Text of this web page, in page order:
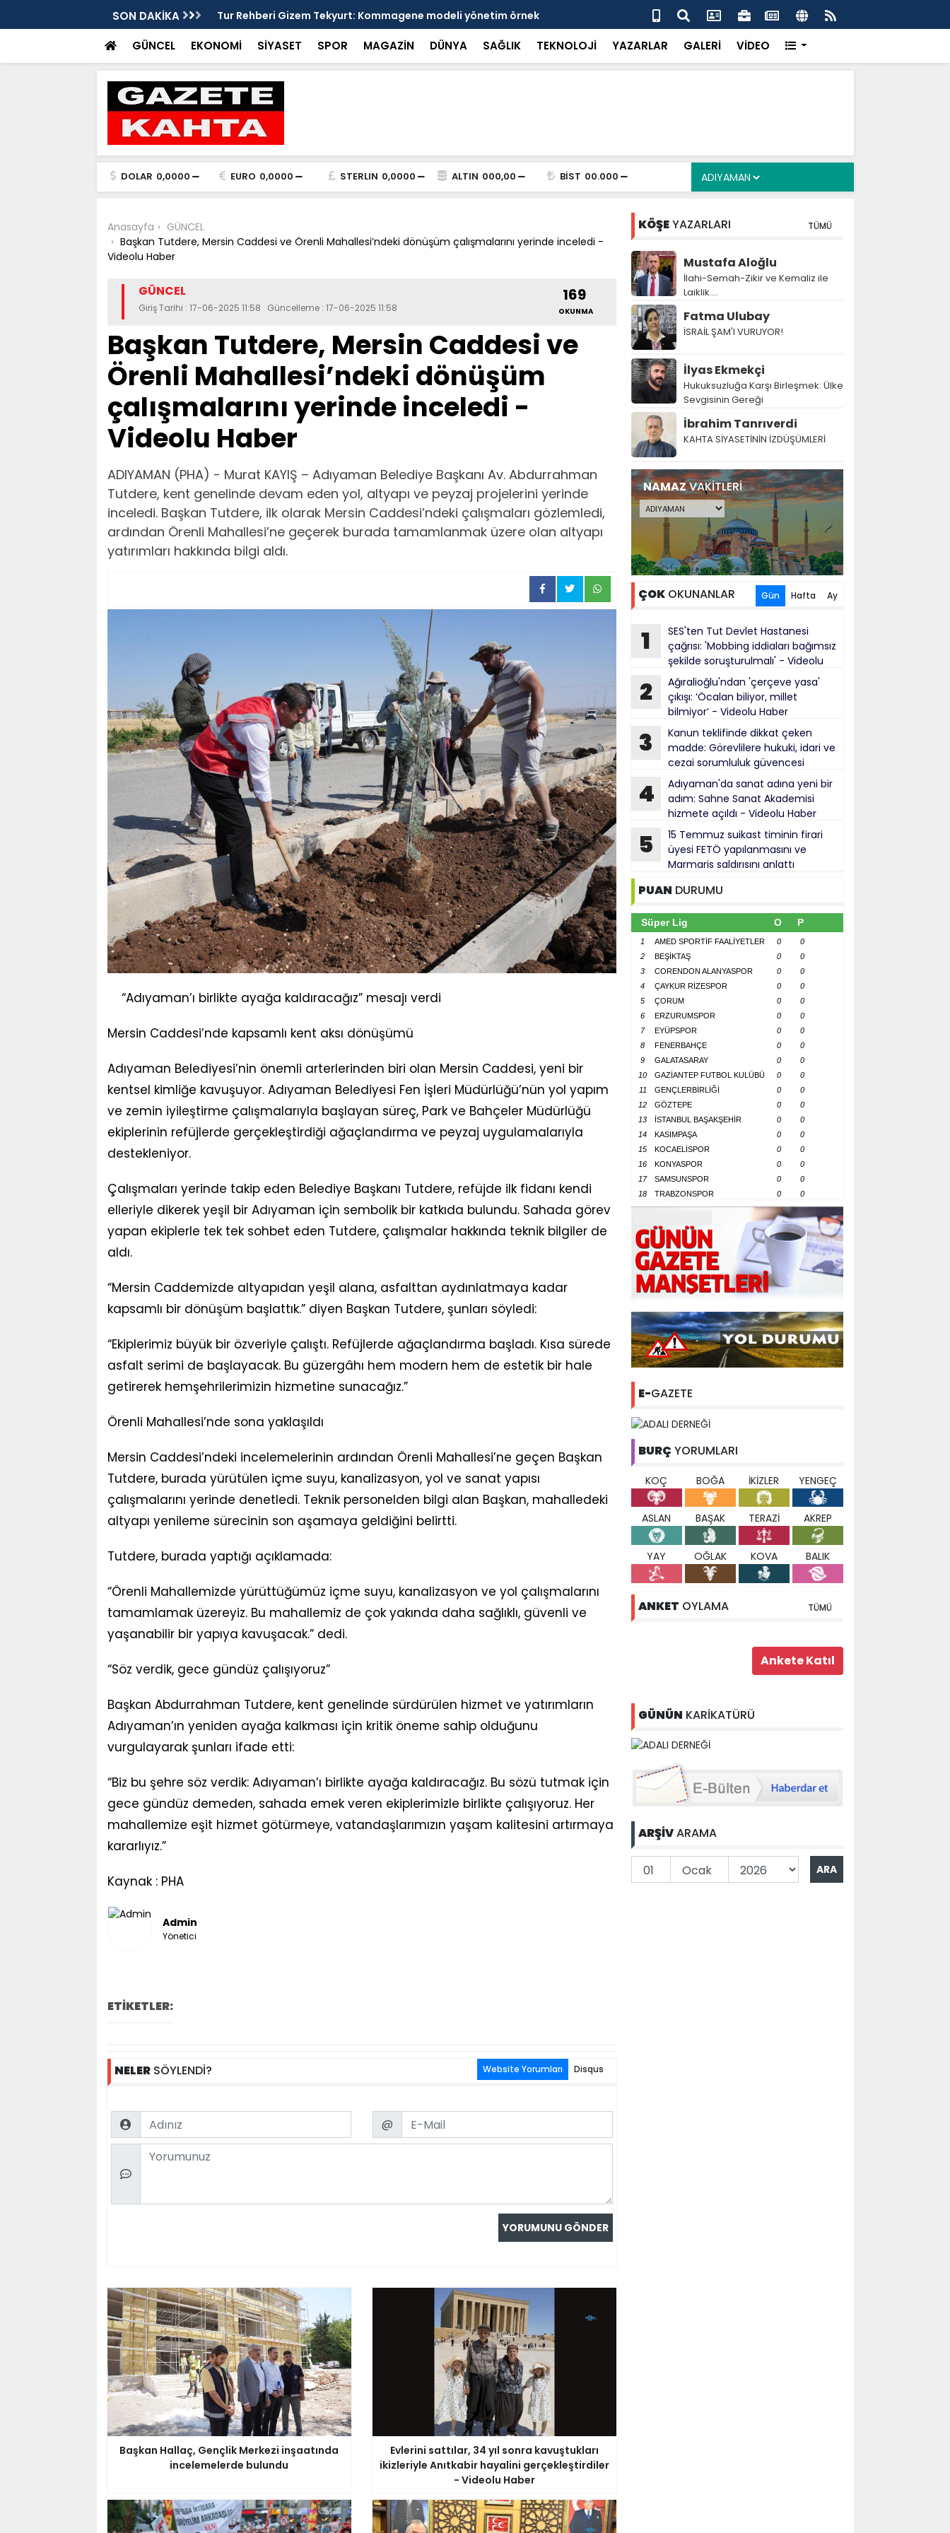
SON DAKİKA
inşaatında incelemelerde bulundu
Tur Rehberi Gizem Tekyurt: Kommagene modeli yönetim örnek
alınmalı
YENİ Parti'ye 6 günde 266,9 milyon TL bağış
GÜNCEL EKONOMİ SİYASET SPOR MAGAZİN DÜNYA SAĞLIK TEKNOLOJİ YAZARLAR GALERİ VİDEO
DOLAR 0,0000 EURO 0,0000 STERLIN 0,0000 ALTIN 000,00 BİST 00.000
Anasayfa
GÜNCEL
Başkan Tutdere, Mersin Caddesi ve Örenli Mahallesi’ndeki dönüşüm çalışmalarını yerinde inceledi -
Videolu Haber
GÜNCEL
Giriş Tarihi : 17-06-2025 11:58 Güncelleme : 17-06-2025 11:58
169
OKUNMA
Başkan Tutdere, Mersin Caddesi ve
Örenli Mahallesi’ndeki dönüşüm
çalışmalarını yerinde inceledi -
Videolu Haber
ADIYAMAN (PHA) - Murat KAYIŞ – Adıyaman Belediye Başkanı Av. Abdurrahman
Tutdere, kent genelinde devam eden yol, altyapı ve peyzaj projelerini yerinde
inceledi. Başkan Tutdere, ilk olarak Mersin Caddesi’ndeki çalışmaları gözlemledi,
ardından Örenli Mahallesi’ne geçerek burada tamamlanmak üzere olan altyapı
yatırımları hakkında bilgi aldı.
“Adıyaman’ı birlikte ayağa kaldıracağız” mesajı verdi
Mersin Caddesi’nde kapsamlı kent aksı dönüşümü
Adıyaman Belediyesi’nin önemli arterlerinden biri olan Mersin Caddesi, yeni bir
kentsel kimliğe kavuşuyor. Adıyaman Belediyesi Fen İşleri Müdürlüğü’nün yol yapım
ve zemin iyileştirme çalışmalarıyla başlayan süreç, Park ve Bahçeler Müdürlüğü
ekiplerinin refüjlerde gerçekleştirdiği ağaçlandırma ve peyzaj uygulamalarıyla
destekleniyor.
Çalışmaları yerinde takip eden Belediye Başkanı Tutdere, refüjde ilk fidanı kendi
elleriyle dikerek yeşil bir Adıyaman için sembolik bir katkıda bulundu. Sahada görev
yapan ekiplerle tek tek sohbet eden Tutdere, çalışmalar hakkında teknik bilgiler de
aldı.
“Mersin Caddemizde altyapıdan yeşil alana, asfalttan aydınlatmaya kadar
kapsamlı bir dönüşüm başlattık.” diyen Başkan Tutdere, şunları söyledi:
“Ekiplerimiz büyük bir özveriyle çalıştı. Refüjlerde ağaçlandırma başladı. Kısa sürede
asfalt serimi de başlayacak. Bu güzergâhı hem modern hem de estetik bir hale
getirerek hemşehrilerimizin hizmetine sunacağız.”
Örenli Mahallesi’nde sona yaklaşıldı
Mersin Caddesi’ndeki incelemelerinin ardından Örenli Mahallesi’ne geçen Başkan
Tutdere, burada yürütülen içme suyu, kanalizasyon, yol ve sanat yapısı
çalışmalarını yerinde denetledi. Teknik personelden bilgi alan Başkan, mahalledeki
altyapı yenileme sürecinin son aşamaya geldiğini belirtti.
Tutdere, burada yaptığı açıklamada:
“Örenli Mahallemizde yürüttüğümüz içme suyu, kanalizasyon ve yol çalışmalarını
tamamlamak üzereyiz. Bu mahallemiz de çok yakında daha sağlıklı, güvenli ve
yaşanabilir bir yapıya kavuşacak.” dedi.
“Söz verdik, gece gündüz çalışıyoruz”
Başkan Abdurrahman Tutdere, kent genelinde sürdürülen hizmet ve yatırımların
Adıyaman’ın yeniden ayağa kalkması için kritik öneme sahip olduğunu
vurgulayarak şunları ifade etti:
“Biz bu şehre söz verdik: Adıyaman’ı birlikte ayağa kaldıracağız. Bu sözü tutmak için
gece gündüz demeden, sahada emek veren ekiplerimizle birlikte çalışıyoruz. Her
mahallemize eşit hizmet götürmeye, vatandaşlarımızın yaşam kalitesini artırmaya
kararlıyız.”
Kaynak : PHA
Admin
Yönetici
ETİKETLER:
NELERSÖYLENDİ? Website Yorumları Disqus
Name Email
@
Comment
Başkan Hallaç, Gençlik Merkezi inşaatında
incelemelerde bulundu
Evlerini sattılar, 34 yıl sonra kavuştukları
ikizleriyle Anıtkabir hayalini gerçekleştirdiler
- Videolu Haber
KÖŞEYAZARLARI TÜMÜ
Mustafa Aloğlu
İlahi-Semah-Zikir ve Kemaliz ile
Laiklik….
Fatma Ulubay
İSRAİL ŞAM'I VURUYOR!
İlyas Ekmekçi
Hukuksuzluğa Karşı Birleşmek: Ülke
Sevgisinin Gereği
İbrahim Tanrıverdi
KAHTA SİYASETİNİN İZDÜŞÜMLERİ
NAMAZVAKİTLERİ
ÇOKOKUNANLAR Gün Hafta Ay
1
SES'ten Tut Devlet Hastanesi
çağrısı: 'Mobbing iddiaları bağımsız
şekilde soruşturulmalı' - Videolu
2
Ağıralioğlu'ndan 'çerçeve yasa'
çıkışı: ‘Öcalan biliyor, millet
bilmiyor’ - Videolu Haber
3
Kanun teklifinde dikkat çeken
madde: Görevlilere hukuki, idari ve
cezai sorumluluk güvencesi
4
Adıyaman'da sanat adına yeni bir
adım: Sahne Sanat Akademisi
hizmete açıldı - Videolu Haber
5
15 Temmuz suikast timinin firari
üyesi FETÖ yapılanmasını ve
Marmaris saldırısını anlattı
PUAN DURUMU
Süper Lig O P
1 AMED SPORTİF FAALİYETLER 0
0
2
BEŞİKTAŞ 0
0
3
CORENDON ALANYASPOR 0
0
4
ÇAYKUR RİZESPOR 0
0
5
ÇORUM 0
0
6
ERZURUMSPOR 0
0
7
EYÜPSPOR 0
0
8
FENERBAHÇE 0
0
9
GALATASARAY 0
0
10
GAZİANTEP FUTBOL KULÜBÜ 0
0
11
GENÇLERBİRLİĞİ 0
0
12
GÖZTEPE 0
0
13
İSTANBUL BAŞAKŞEHİR 0
0
14
KASIMPAŞA 0
0
15
KOCAELİSPOR 0
0
16
KONYASPOR 0
0
17
SAMSUNSPOR 0
0
18
TRABZONSPOR 0 0
E-GAZETE
BURÇ YORUMLARI
KOÇ BOĞA İKİZLER YENGEÇ
ASLAN BAŞAK TERAZİ AKREP
YAY OĞLAK KOVA BALIK
ANKET OYLAMA TÜMÜ
GÜNÜN KARİKATÜRÜ
ARŞİVARAMA